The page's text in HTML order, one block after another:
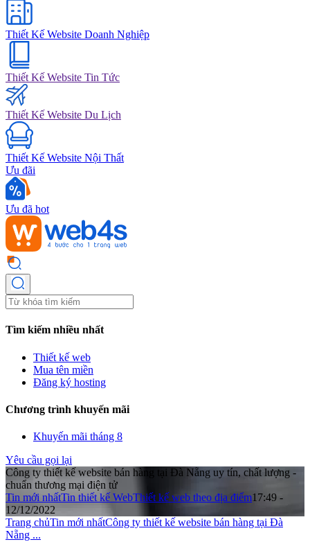
Thiết Kế Website Doanh Nghiệp
Thiết Kế Website Tin Tức
Thiết Kế Website Du Lịch
Thiết Kế Website Nội Thất
Ưu đãi
Ưu đã hot
Tìm kiếm nhiều nhất
Thiết kế web
Mua tên miền
Đăng ký hosting
Chương trình khuyến mãi
Khuyến mãi tháng 8
Yêu cầu gọi lại
Công ty thiết kế website bán hàng tại Đà Nẵng uy tín, chất lượng -
chuẩn thương mại điện tử
Tin mới nhấtTin thiết kế WebThiết kế web theo địa điểm17:49 -
12/12/2022
Trang chủTin mới nhấtCông ty thiết kế website bán hàng tại Đà
Nẵng ...